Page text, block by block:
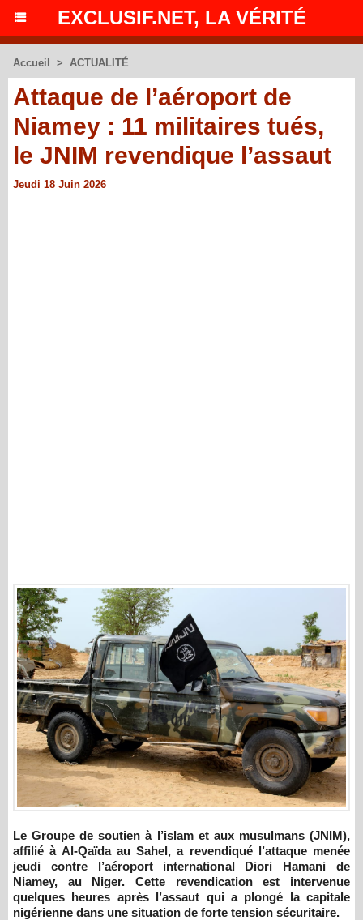
EXCLUSIF.NET, LA VÉRITÉ
Accueil > ACTUALITÉ
Attaque de l’aéroport de
Niamey : 11 militaires tués,
le JNIM revendique l’assaut
Jeudi 18 Juin 2026
Le Groupe de soutien à l’islam et aux musulmans (JNIM),
affilié à Al-Qaïda au Sahel, a revendiqué l’attaque menée
jeudi contre l’aéroport international Diori Hamani de
Niamey, au Niger. Cette revendication est intervenue
quelques heures après l’assaut qui a plongé la capitale
nigérienne dans une situation de forte tension sécuritaire.